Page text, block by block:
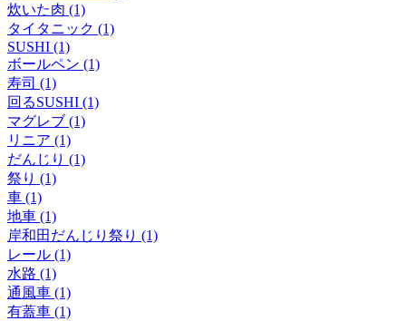
炊いた肉 (1)
タイタニック (1)
SUSHI (1)
ボールペン (1)
寿司 (1)
回るSUSHI (1)
マグレブ (1)
リニア (1)
だんじり (1)
祭り (1)
車 (1)
地車 (1)
岸和田だんじり祭り (1)
レール (1)
水路 (1)
通風車 (1)
有蓋車 (1)